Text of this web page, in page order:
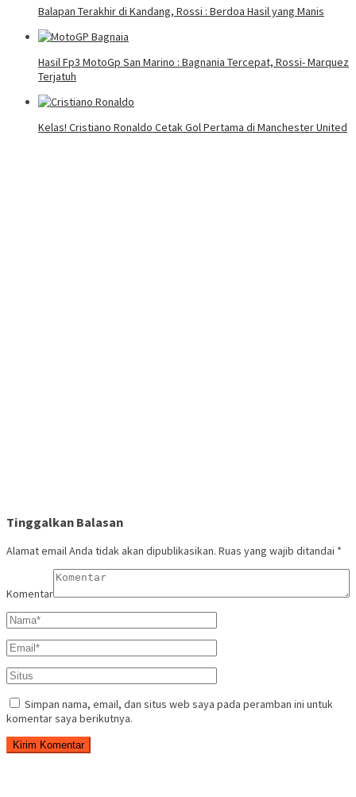
Balapan Terakhir di Kandang, Rossi : Berdoa Hasil yang Manis
Hasil Fp3 MotoGp San Marino : Bagnania Tercepat, Rossi- Marquez
Terjatuh
Kelas! Cristiano Ronaldo Cetak Gol Pertama di Manchester United
Tinggalkan Balasan
Alamat email Anda tidak akan dipublikasikan. Ruas yang wajib ditandai *
Komentar
Simpan nama, email, dan situs web saya pada peramban ini untuk
komentar saya berikutnya.